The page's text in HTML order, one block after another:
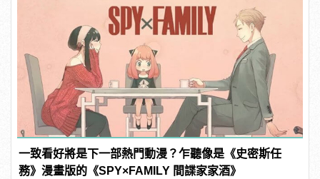
一致看好將是下一部熱門動漫？乍聽像是《史密斯任
務》漫畫版的《SPY×FAMILY 間諜家家酒》